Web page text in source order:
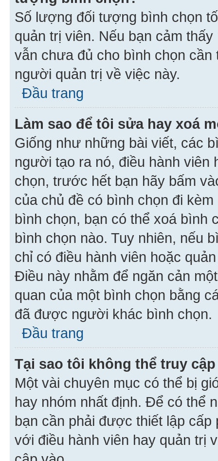
Số lượng đối tượng bình chọn
quản trị viên. Nếu bạn cảm
vẫn chưa đủ cho bình chọn
người quản trị về việc này.
Đầu trang
Làm sao để tôi sửa hay xoá
Giống như những bài viết, các
người tạo ra nó, điều hành
chọn, trước hết bạn hãy bấm
của chủ đề có bình chọn đi
bình chọn, bạn có thể xoá bình
bình chọn nào. Tuy nhiên, nếu
chỉ có điều hành viên hoặc
Điều này nhằm để ngăn cản
quan của một bình chọn bằng
đã được người khác bình chọn.
Đầu trang
Tại sao tôi không thể truy
Một vài chuyên mục có thể bị
hay nhóm nhất định. Để có thể
bạn cần phải được thiết lập
với điều hành viên hay quản trị